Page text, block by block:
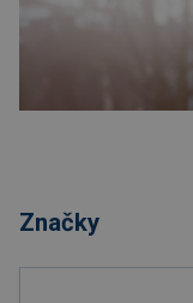
Značky